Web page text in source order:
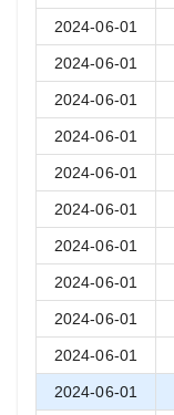
2024-06-01
2024-06-01
2024-06-01
2024-06-01
2024-06-01
2024-06-01
2024-06-01
2024-06-01
2024-06-01
2024-06-01
2024-06-01